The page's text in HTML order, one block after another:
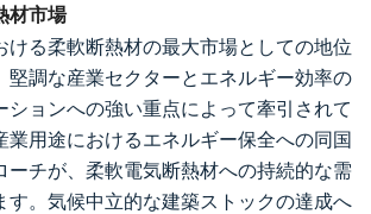
材市場
ける柔軟断熱材の最大市場としての地位
堅調な産業セクターとエネルギー効率の
ションへの強い重点によって牽引されて
業用途におけるエネルギー保全への同国
ーチが、柔軟電気断熱材への持続的な需
す。気候中立的な建築ストックの達成へ